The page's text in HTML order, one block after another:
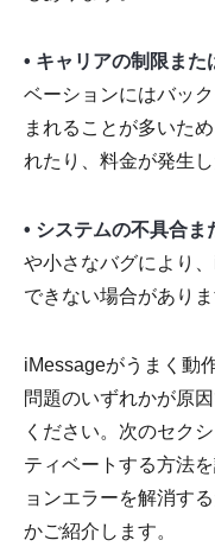
• キャリアの制限また
ベーションにはバッ
まれることが多いた
れたり、料金が発生
• システムの不具合ま
や小さなバグにより
できない場合がありま
iMessageがうまく動
問題のいずれかが原
ください。次のセク
ティベートする方法
ョンエラーを解消す
かご紹介します。